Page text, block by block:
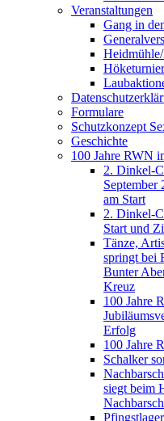
Veranstaltungen
Gang in
Höketurnier
Formulare
Schutzkonzept
Geschichte
100 Jahre RWN
2. Dinkel-
am Start
2. Dinkel-
Start und
Tänze,
springt bei
Bunter
Kreuz
100 Jahre
Erfolg
100 Jahre
Schalker
siegt beim